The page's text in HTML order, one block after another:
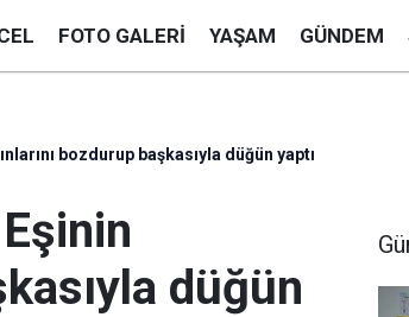
FOTO GALERI YAŞAM GÜNDEM
bozdurup başkasıyla düğün yaptı
düğün